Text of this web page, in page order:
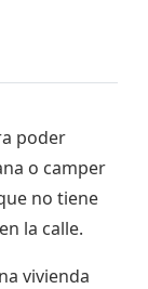
poder
o camper
no tiene
la calle.
vivienda